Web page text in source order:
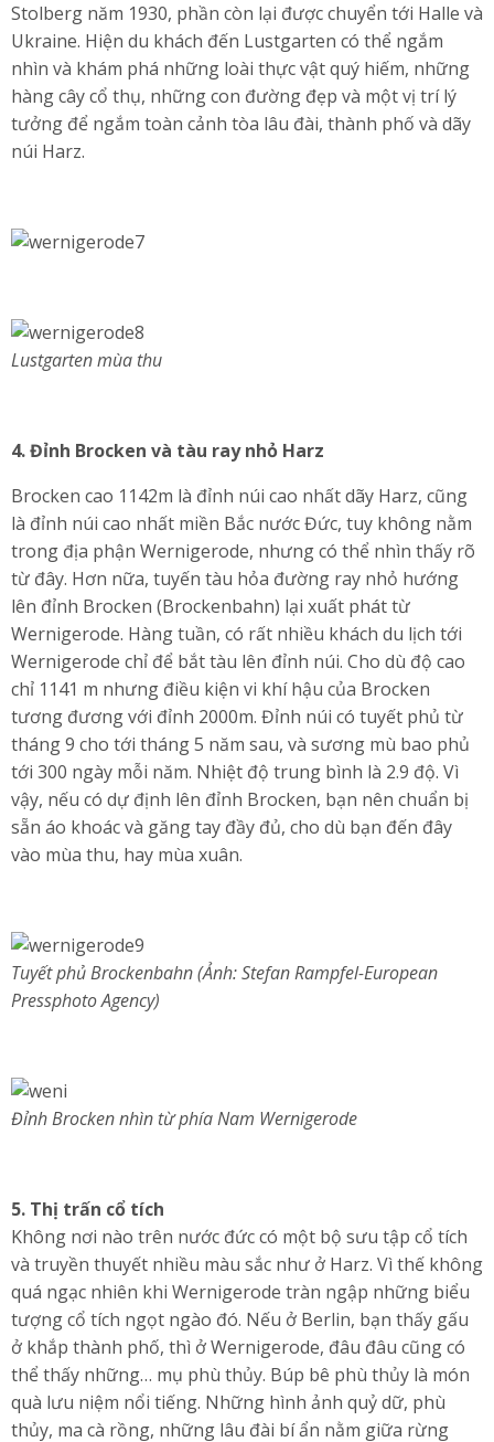
Stolberg năm 1930, phần còn lại được chuyển tới Halle và
Ukraine. Hiện du khách đến Lustgarten có thể ngắm
nhìn và khám phá những loài thực vật quý hiếm, những
hàng cây cổ thụ, những con đường đẹp và một vị trí lý
tưởng để ngắm toàn cảnh tòa lâu đài, thành phố và dãy
núi Harz.
Lustgarten mùa thu
4. Đỉnh Brocken và tàu ray nhỏ Harz
Brocken cao 1142m là đỉnh núi cao nhất dãy Harz, cũng
là đỉnh núi cao nhất miền Bắc nước Đức, tuy không nằm
trong địa phận Wernigerode, nhưng có thể nhìn thấy rõ
từ đây. Hơn nữa, tuyến tàu hỏa đường ray nhỏ hướng
lên đỉnh Brocken (Brockenbahn) lại xuất phát từ
Wernigerode. Hàng tuần, có rất nhiều khách du lịch tới
Wernigerode chỉ để bắt tàu lên đỉnh núi. Cho dù độ cao
chỉ 1141 m nhưng điều kiện vi khí hậu của Brocken
tương đương với đỉnh 2000m. Đỉnh núi có tuyết phủ từ
tháng 9 cho tới tháng 5 năm sau, và sương mù bao phủ
tới 300 ngày mỗi năm. Nhiệt độ trung bình là 2.9 độ. Vì
vậy, nếu có dự định lên đỉnh Brocken, bạn nên chuẩn bị
sẵn áo khoác và găng tay đầy đủ, cho dù bạn đến đây
vào mùa thu, hay mùa xuân.
Tuyết phủ Brockenbahn (Ảnh: Stefan Rampfel-European
Pressphoto Agency)
Đỉnh Brocken nhìn từ phía Nam Wernigerode
5. Thị trấn cổ tích
Không nơi nào trên nước đức có một bộ sưu tập cổ tích
và truyền thuyết nhiều màu sắc như ở Harz. Vì thế không
quá ngạc nhiên khi Wernigerode tràn ngập những biểu
tượng cổ tích ngọt ngào đó. Nếu ở Berlin, bạn thấy gấu
ở khắp thành phố, thì ở Wernigerode, đâu đâu cũng có
thể thấy những… mụ phù thủy. Búp bê phù thủy là món
quà lưu niệm nổi tiếng. Những hình ảnh quỷ dữ, phù
thủy, ma cà rồng, những lâu đài bí ẩn nằm giữa rừng